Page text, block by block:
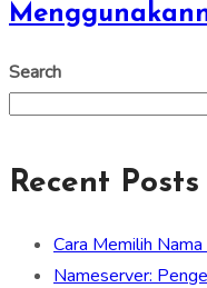
Search
Recent Posts
Cara Memilih
Nameserver: